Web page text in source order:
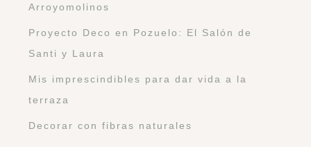
Arroyomolinos
Proyecto Deco en Pozuelo: El Salón de
Santi y Laura
Mis imprescindibles para dar vida a la
terraza
Decorar con fibras naturales